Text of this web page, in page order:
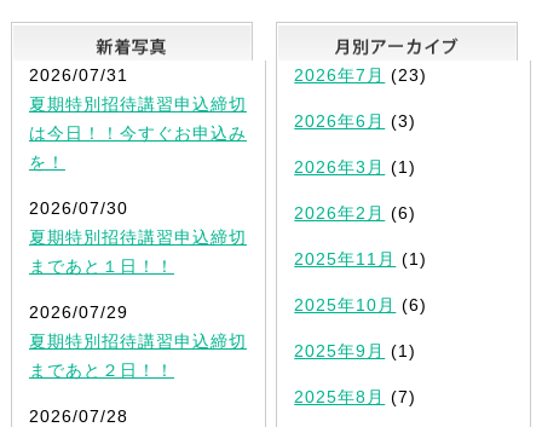
新着写真
2026/07/31
夏期特別招待講習申込締切
は今日！！今すぐお申込み
を！
2026/07/30
夏期特別招待講習申込締切
まであと１日！！
2026/07/29
夏期特別招待講習申込締切
まであと２日！！
2026/07/28
2026年7月 (23)
2026年6月 (3)
2026年3月 (1)
2026年2月 (6)
2025年11月 (1)
2025年10月 (6)
2025年9月 (1)
2025年8月 (7)